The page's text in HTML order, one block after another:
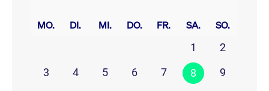
MO. DI. MI. DO. FR. SA. SO.
1
2
3
4 5 6 7 8 9